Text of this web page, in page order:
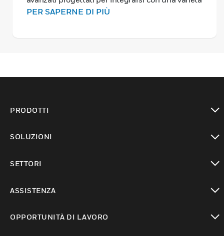
di controller Honeywell. Sono disponibili in sei
PER SAPERNE DI PIÙ
PRODOTTI
SOLUZIONI
SETTORI
ASSISTENZA
OPPORTUNITÀ DI LAVORO